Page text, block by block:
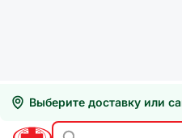
Выберите доставку или